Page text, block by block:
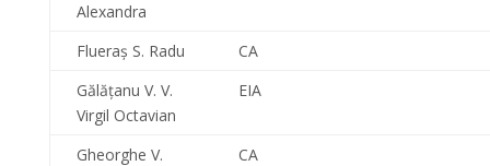
Alexandra
Flueraş S. Radu
CA
Gălăţanu V. V.
Virgil Octavian
EIA
Gheorghe V.
CA